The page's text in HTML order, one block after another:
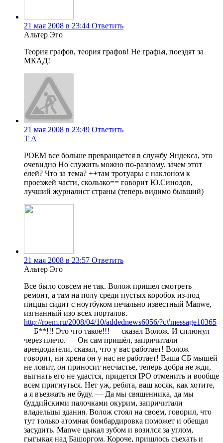
21 мая 2008 в 23:44 Ответить
Альтер Эго
Теория графов, теория графов! Не графья, поездят за
МКАД!
21 мая 2008 в 23:49 Ответить
Т А
РОЕМ все больше превращается в службу Яндекса, это
очевидно Но служить можно по-разному. зачем этот
елей? Что за тема? ++там тротуары с наклоном к
проезжей части, скользко== говорит Ю.Синодов,
лучший журналист страны (теперь видимо бывший)
21 мая 2008 в 23:57 Ответить
Альтер Эго
Все было совсем не так. Волож пришел смотреть
ремонт, а там на полу среди пустых коробок из-под
пиццы сидит с ноутбуком печально известный Manwe,
изгнанный изо всех порталов.
http://roem.ru/2008/04/10/addednews6056/?c#message10365
— Б**!!! Это что такое!!! — сказал Волож. И сплюнул
через плечо. — Он сам пришёл, запричитали
арендодатели, сказал, что у вас работает! Волож
говорит, ни хрена он у нас не работает! Ваша СБ мышей
не ловит, он приносит несчастье, теперь добра не жди,
выгнать его не удастся, придется IPO отменить и вообще
всем пригнуться. Нет уж, ребята, ваш косяк, как хотите,
а я въезжать не буду. — Да мы священника, да мы
буддийскими палочками окурим, запричитали
владельцы здания. Волож стоял на своем, говорил, что
тут только атомная бомбардировка поможет и обещал
засудить. Manwe цыкал зубом и возился за углом,
гыгыкая над Башоргом. Короче, пришлось съехать и